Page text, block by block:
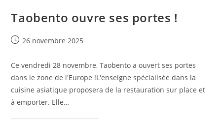
Taobento ouvre ses portes !
26 novembre 2025
Ce vendredi 28 novembre, Taobento a ouvert ses portes
dans le zone de l'Europe !L'enseigne spécialisée dans la
cuisine asiatique proposera de la restauration sur place et
à emporter. Elle…